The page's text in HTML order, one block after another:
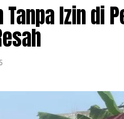
Izin di